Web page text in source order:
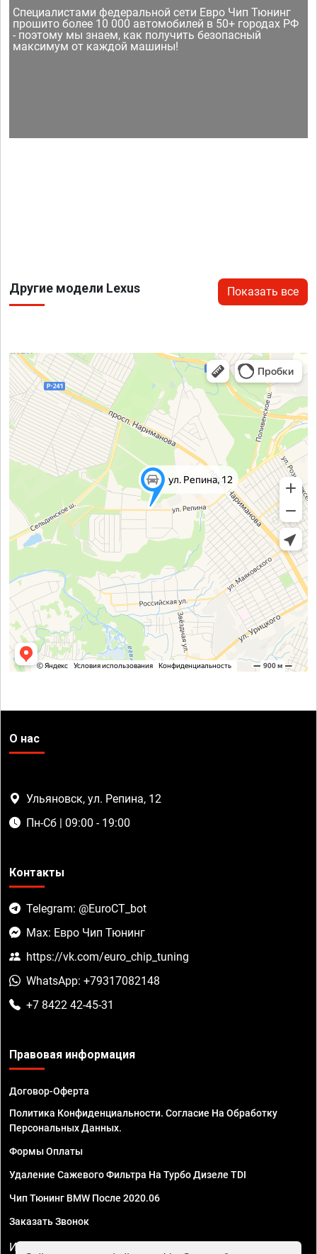
Специалистами федеральной сети Евро Чип Тюнинг
прошито более 10 000 автомобилей в 50+ городах РФ
- поэтому мы знаем, как получить безопасный
максимум от каждой машины!
Другие модели Lexus Показать все
О нас
Ульяновск, ул. Репина, 12
Пн-Сб | 09:00 - 19:00
Контакты
Telegram: @EuroCT_bot
Max: Евро Чип Тюнинг
https://vk.com/euro_chip_tuning
WhatsApp: +79317082148
+7 8422 42-45-31
Правовая информация
Договор-Оферта
Политика Конфиденциальности. Согласие На Обработку
Персональных Данных.
Формы Оплаты
Удаление Сажевого Фильтра На Турбо Дизеле TDI
Чип Тюнинг BMW После 2020.06
Заказать Звонок
ИП Смирнов Георгий Павлович. ИНН 781302555843,